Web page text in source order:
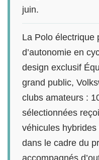
juin.
La Polo électrique
d’autonomie en
design exclusif
grand public,
clubs amateurs :
sélectionnées
véhicules
dans le cadre du
accompagnés